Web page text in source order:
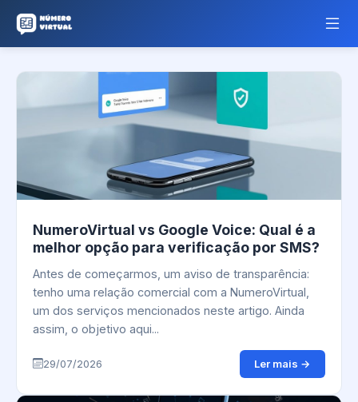
NumeroVirtual vs Google Voice: Qual é a
melhor opção para verificação por SMS?
Antes de começarmos, um aviso de transparência:
tenho uma relação comercial com a NumeroVirtual,
um dos serviços mencionados neste artigo. Ainda
assim, o objetivo aqui...
29/07/2026 Ler mais →